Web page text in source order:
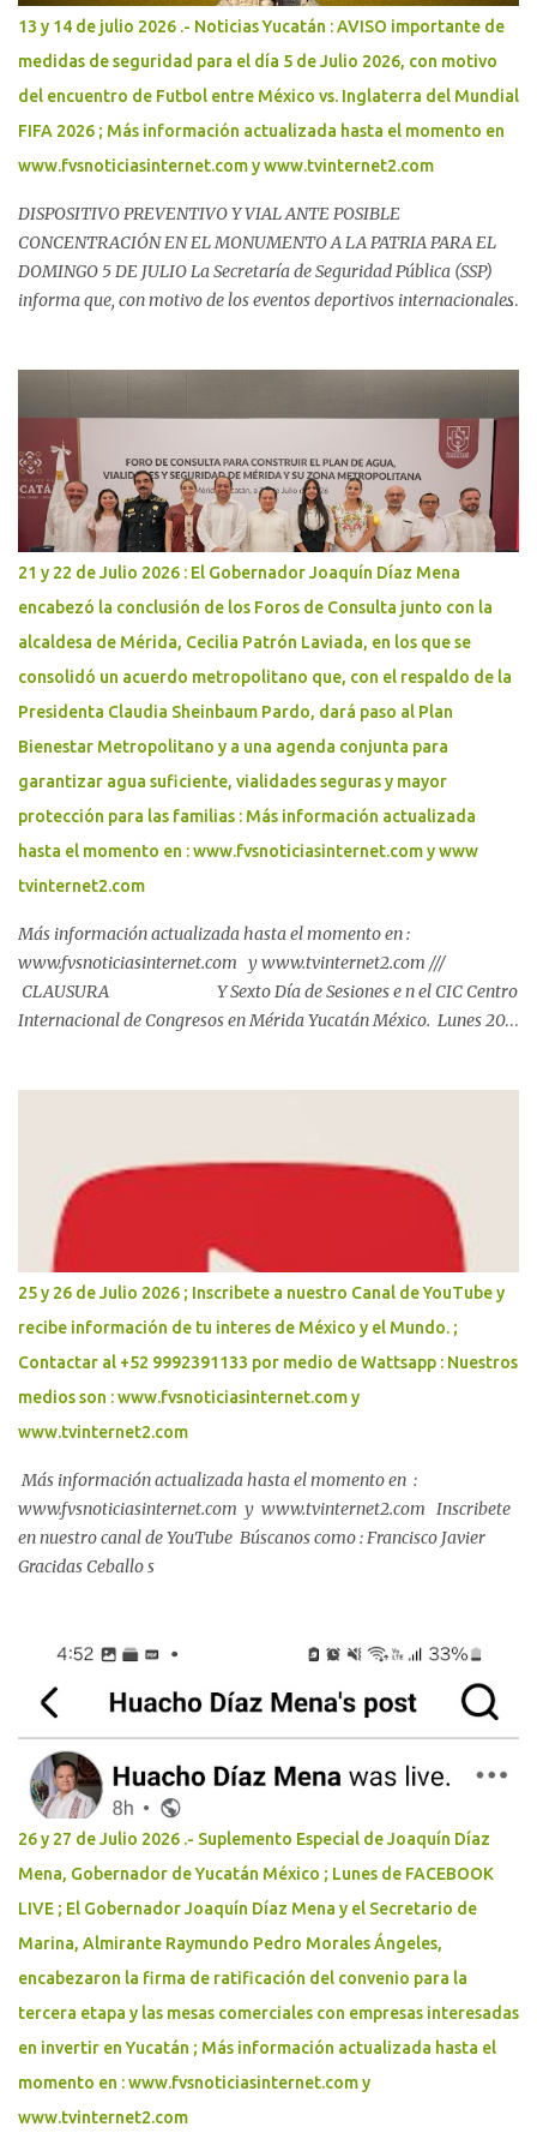
13 y 14 de julio 2026 .- Noticias Yucatán : AVISO importante de
medidas de seguridad para el día 5 de Julio 2026, con motivo
del encuentro de Futbol entre México vs. Inglaterra del Mundial
FIFA 2026 ; Más información actualizada hasta el momento en
www.fvsnoticiasinternet.com y www.tvinternet2.com
DISPOSITIVO PREVENTIVO Y VIAL ANTE POSIBLE
CONCENTRACIÓN EN EL MONUMENTO A LA PATRIA PARA EL
DOMINGO 5 DE JULIO La Secretaría de Seguridad Pública (SSP)
informa que, con motivo de los eventos deportivos internacionales
preventivo y vial en la zona del Monumento a la Patria. El objetivo
es ordenar la movilidad, proteger la integridad de las personas
asistentes y prevenir situaciones de riesgo, especialmente ante la
posible presencia de niñas, niños, adolescentes y personas adultas
mayores. Como parte del dispositivo, se realizarán cierres viales en
los siguientes puntos: - Paseo de Montejo por avenida Pérez Ponce,
a la altura de Walmart. - Calle 58-A, avenida Carlos Torre Repetto,
por avenida Cupules. - Prolongación Montejo por calle 21, a la
altura de la Ford. - Calle 60 por avenida del Deportista, a la altura
del Estadio Salvador Alvarado. - Avenida Ró...
21 y 22 de Julio 2026 : El Gobernador Joaquín Díaz Mena
encabezó la conclusión de los Foros de Consulta junto con la
alcaldesa de Mérida, Cecilia Patrón Laviada, en los que se
consolidó un acuerdo metropolitano que, con el respaldo de la
Presidenta Claudia Sheinbaum Pardo, dará paso al Plan
Bienestar Metropolitano y a una agenda conjunta para
garantizar agua suficiente, vialidades seguras y mayor
protección para las familias : Más información actualizada
hasta el momento en : www.fvsnoticiasinternet.com y www
tvinternet2.com
Más información actualizada hasta el momento en :
www.fvsnoticiasinternet.com y www.tvinternet2.com ///
CLAUSURA Y Sexto Día de Sesiones e n el CIC Centro
Internacional de Congresos en Mérida Yucatán México. Lunes 20
Laviada, en los que se consolidó un acuerdo metropolitano que,
con el respaldo de la Presidenta Claudia Sheinbaum Pardo, dará
paso al Plan Bienestar Metropolitano y a una agenda conjunta
para garantizar agua suficiente, vialidades seguras y mayor
protección para las familias. Con la participación de más de 600
vecinas, vecinos, e...
25 y 26 de Julio 2026 ; Inscribete a nuestro Canal de YouTube y
recibe información de tu interes de México y el Mundo. ;
Contactar al +52 9992391133 por medio de Wattsapp : Nuestros
medios son : www.fvsnoticiasinternet.com y
www.tvinternet2.com
Más información actualizada hasta el momento en :
www.fvsnoticiasinternet.com y www.tvinternet2.com Inscribete
en nuestro canal de YouTube Búscanos como : Francisco Javier
Gracidas Ceballo s
26 y 27 de Julio 2026 .- Suplemento Especial de Joaquín Díaz
Mena, Gobernador de Yucatán México ; Lunes de FACEBOOK
LIVE ; El Gobernador Joaquín Díaz Mena y el Secretario de
Marina, Almirante Raymundo Pedro Morales Ángeles,
encabezaron la firma de ratificación del convenio para la
tercera etapa y las mesas comerciales con empresas interesadas
en invertir en Yucatán ; Más información actualizada hasta el
momento en : www.fvsnoticiasinternet.com y
www.tvinternet2.com